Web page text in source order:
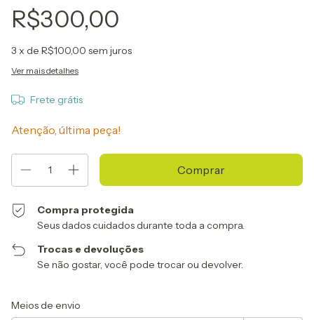
R$300,00
3 x de R$100,00 sem juros
Ver mais detalhes
Frete grátis
Atenção, última peça!
Compra protegida
Seus dados cuidados durante toda a compra.
Trocas e devoluções
Se não gostar, você pode trocar ou devolver.
Entregas para o CEP:
Meios de envio